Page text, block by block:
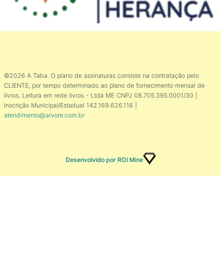
©2026 A Taba. O plano de assinaturas consiste na contratação pelo
CLIENTE, por tempo determinado ao plano de fornecimento mensal de
livros. Leitura em rede livros - Ltda ME CNPJ 08.705.395.0001/30 |
Inscrição Municipal/Estadual 142.169.626.116 |
atendimento@arvore.com.br
Desenvolvido por ROI Mine